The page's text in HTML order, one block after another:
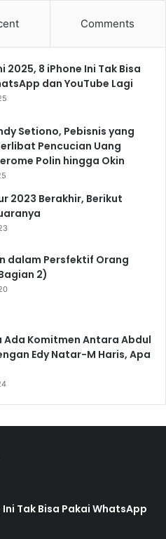
Comments
2025, 8 iPhone Ini Tak Bisa
dan YouTube Lagi
Setiono, Pebisnis yang
Pencucian Uang
Polin hingga Okin
2023 Berakhir, Berikut
dalam Persfektif Orang
2)
Ada Komitmen Antara Abdul
Edy Natar-M Haris, Apa
Tak Bisa Pakai WhatsApp